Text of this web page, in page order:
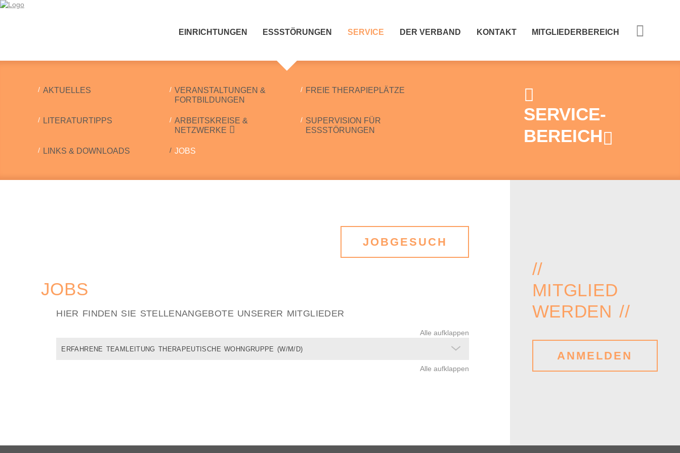
EINRICHTUNGEN ESSSTÖRUNGEN SERVICE DER VERBAND KONTAKT MITGLIEDERBEREICH
AKTUELLES
VERANSTALTUNGEN &
FORTBILDUNGEN
FREIE THERAPIEPLÄTZE
LITERATURTIPPS
ARBEITSKREISE &
NETZWERKE
SUPERVISION FÜR
ESSSTÖRUNGEN
LINKS & DOWNLOADS JOBS
SERVICE-
BEREICH
JOBGESUCH
JOBS
HIER FINDEN SIE STELLENANGEBOTE UNSERER MITGLIEDER
Alle aufklappen
ERFAHRENE TEAMLEITUNG THERAPEUTISCHE WOHNGRUPPE (W/M/D)
Alle aufklappen
//
MITGLIED
WERDEN //
ANMELDEN